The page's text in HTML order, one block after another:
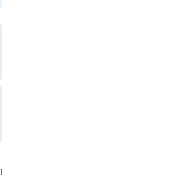
家族向けのコネクティングルーム